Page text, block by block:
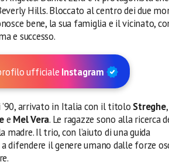
Hills. Bloccato al centro dei due
bene, la sua famiglia e il vicinato,
e successo.
ufficiale Instagram
arrivato in Italia con il titolo Streghe
e Mel Vera. Le ragazze sono alla ricerca
Il trio, con l’aiuto di una guida
difendere il genere umano dalle forze